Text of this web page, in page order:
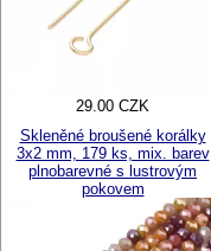
29.00 CZK
Skleněné broušené korálky
3x2 mm, 179 ks, mix. barev
plnobarevné s lustrovým
pokovem